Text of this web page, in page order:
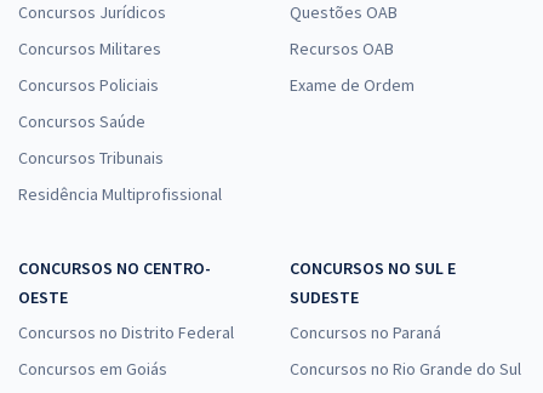
Concursos Jurídicos
Concursos Militares
Concursos Policiais
Concursos Saúde
Concursos Tribunais
Residência Multiprofissional
Questões OAB
Recursos OAB
Exame de Ordem
CONCURSOS NO CENTRO-
OESTE
Concursos no Distrito Federal
Concursos em Goiás
CONCURSOS NO SUL E
SUDESTE
Concursos no Paraná
Concursos no Rio Grande do Sul